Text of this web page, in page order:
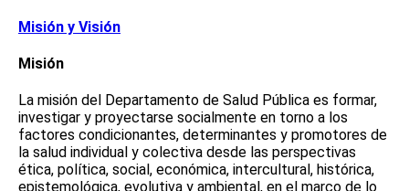
Misión y Visión
Misión
La misión del Departamento de Salud Pública es formar,
investigar y proyectarse socialmente en torno a los
factores condicionantes, determinantes y promotores de
la salud individual y colectiva desde las perspectivas
ética, política, social, económica, intercultural, histórica,
epistemológica, evolutiva y ambiental, en el marco de lo